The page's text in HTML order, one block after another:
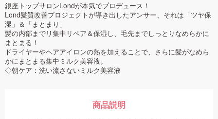
銀座トップサロンLondが本気でプロデュース！
Lond髪質改善プロジェクトが導き出したアンサー、それは「ツヤ保
湿」＆「まとまり」
髪の内部までリ集中リペア＆保湿し、毛先までしっとりなめらかに
まとまる！
ドライヤーやヘアアイロンの熱を加えることで、さらに髪がなめら
かにまとまる集中ミルク美容液。
◇朝ケア：洗い流さないミルク美容液
商品説明